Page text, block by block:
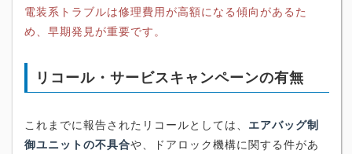
電装系トラブルは修理費用が高額になる傾向があるた
め、早期発見が重要です。
リコール・サービスキャンペーンの有無
これまでに報告されたリコールとしては、 エアバッグ制
御ユニットの不具合や、ドアロック機構に関する件があ